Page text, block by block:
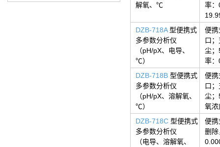
解氧、℃
率
DZB-718A型便携式
多参数分析仪
（pH/pX、电导、
℃）
便携
口
尘
率
DZB-718B 型便携式
多参数分析仪
（pH/pX、溶解氧、
℃）
便携
口
尘
氧
DZB-718C 型便携式
多参数分析仪
（电导、溶解氧、
便携
删除